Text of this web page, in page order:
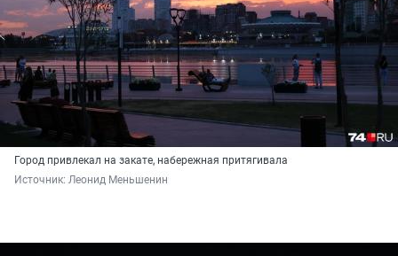
Город привлекал на закате, набережная притягивала
Источник: Леонид Меньшенин